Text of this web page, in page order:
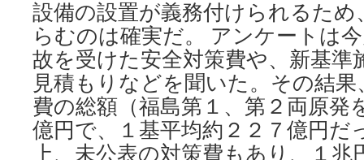
設備の設置が義務付けられるた
らむのは確実だ。 アンケートは
故を受けた安全対策費や、新基準
見積もりなどを聞いた。その結
費の総額（福島第１、第２両原発
億円で、１基平均約２２７億円だ
上、未公表の対策費もあり、１